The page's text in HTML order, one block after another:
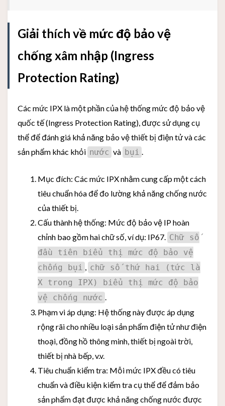
Giải thích về mức độ bảo vệ
chống xâm nhập (Ingress
Protection Rating)
Các mức IPX là một phần của hệ thống mức độ bảo vệ
quốc tế (Ingress Protection Rating), được sử dụng cụ
thể để đánh giá khả năng bảo vệ thiết bị điện tử và các
sản phẩm khác khỏi nước và bụi .
Mục đích: Các mức IPX nhằm cung cấp một cách
tiêu chuẩn hóa để đo lường khả năng chống nước
của thiết bị.
Cấu thành hệ thống: Mức độ bảo vệ IP hoàn
chỉnh bao gồm hai chữ số, ví dụ: IP67. Chữ số
đầu tiên biểu thị mức độ bảo vệ
chống bụi , chữ số thứ hai (tức là
X trong IPX) biểu thị mức độ bảo
vệ chống nước .
Phạm vi áp dụng: Hệ thống này được áp dụng
rộng rãi cho nhiều loại sản phẩm điện tử như điện
thoại, đồng hồ thông minh, thiết bị ngoài trời,
thiết bị nhà bếp, v.v.
Tiêu chuẩn kiểm tra: Mỗi mức IPX đều có tiêu
chuẩn và điều kiện kiểm tra cụ thể để đảm bảo
sản phẩm đạt được khả năng chống nước được